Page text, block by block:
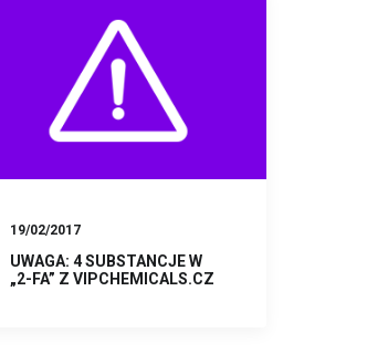
19/02/2017
UWAGA: 4 SUBSTANCJE W
„2-FA” Z VIPCHEMICALS.CZ